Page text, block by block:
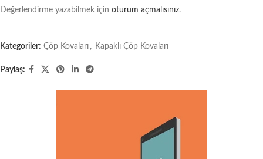
Değerlendirme yazabilmek için oturum açmalısınız.
Kategoriler: Çöp Kovaları , Kapaklı Çöp Kovaları
Paylaş: